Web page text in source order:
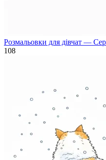
Розмальовки для дівчат —
108